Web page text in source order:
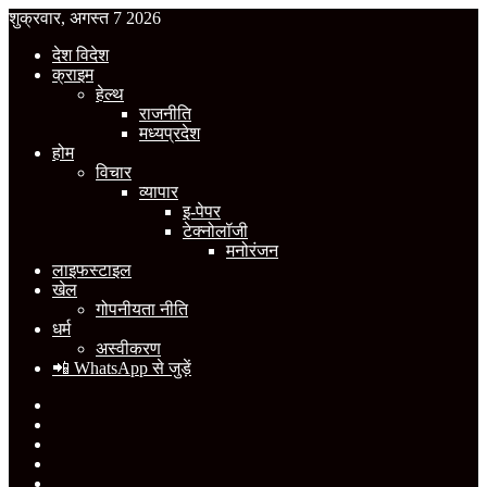
शुक्रवार, अगस्त 7 2026
देश विदेश
क्राइम
हेल्थ
राजनीति
मध्यप्रदेश
होम
विचार
व्यापार
इ-पेपर
टेक्नोलॉजी
मनोरंजन
लाइफस्टाइल
खेल
गोपनीयता नीति
धर्म
अस्वीकरण
📲 WhatsApp से जुड़ें